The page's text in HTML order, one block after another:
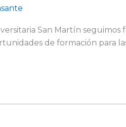
San Martín
de formación para